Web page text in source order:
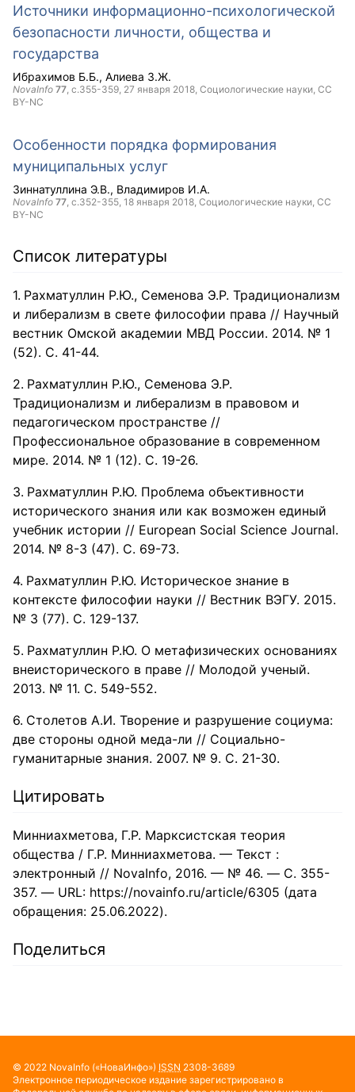
Источники информационно-психологической
безопасности личности, общества и
государства
Ибрахимов Б.Б. Алиева З.Ж.
NovaInfo 77, с.355-359, 27 января 2018, Социологические науки, CC
BY-NC
Особенности порядка формирования
муниципальных услуг
Зиннатуллина Э.В. Владимиров И.А.
NovaInfo 77, с.352-355, 18 января 2018, Социологические науки, CC
BY-NC
Список литературы
Рахматуллин Р.Ю., Семенова Э.Р. Традиционализм
и либерализм в свете философии права // Научный
вестник Омской академии МВД России. 2014. № 1
(52). С. 41-44.
Рахматуллин Р.Ю., Семенова Э.Р.
Традиционализм и либерализм в правовом и
педагогическом пространстве //
Профессиональное образование в современном
мире. 2014. № 1 (12). С. 19-26.
Рахматуллин Р.Ю. Проблема объективности
исторического знания или как возможен единый
учебник истории // European Social Science Journal.
2014. № 8-3 (47). С. 69-73.
Рахматуллин Р.Ю. Историческое знание в
контексте философии науки // Вестник ВЭГУ. 2015.
№ 3 (77). С. 129-137.
Рахматуллин Р.Ю. О метафизических основаниях
внеисторического в праве // Молодой ученый.
2013. № 11. С. 549-552.
Столетов А.И. Творение и разрушение социума:
две стороны одной меда-ли // Социально-
гуманитарные знания. 2007. № 9. С. 21-30.
Цитировать
Минниахметова, Г.Р. Марксистская теория
общества / Г.Р. Минниахметова. — Текст :
электронный // NovaInfo, 2016. — № 46. — С. 355-
357. — URL: https://novainfo.ru/article/6305 (дата
обращения: 25.06.2022).
Поделиться
© 2022 NovaInfo («НоваИнфо») ISSN 2308-3689
Электронное периодическое издание зарегистрировано в